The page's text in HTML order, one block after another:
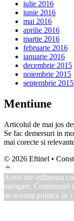
iulie 2016
iunie 2016
mai 2016
aprilie 2016
martie 2016
februarie 2016
ianuarie 2016
decembrie 2015
noiembrie 2015
septembrie 2015
Mentiune
Articolul de mai jos
Se fac demersuri in
mai corecte si
© 2026 Eftinel •
Acest site utilizeaza
navigare. Continuand
de aceasta politica de